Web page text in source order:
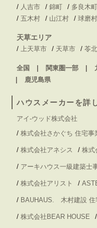
/ 人吉市 / 錦町 / 多良木町
/ 五木村 / 山江村 / 球磨村
天草エリア
/
上天草市 / 天草市 / 苓
全国 関東圏一部
鹿児島県
ハウスメーカーを詳
アイ-ウッド株式会社
/ 株式会社さかぐち 住宅
/ 株式会社アネシス / 株式
/ アーキハウス一級建築
/ 株式会社アリスト /
/ BAUHAUS. 木村建設
/ 株式会社BEAR HOUSE /